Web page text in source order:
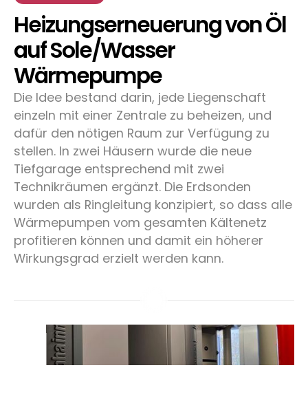
Services
Heizungserneuerung von Öl
auf Sole/Wasser
Wärmepumpe
Die Idee bestand darin, jede Liegenschaft
einzeln mit einer Zentrale zu beheizen, und
dafür den nötigen Raum zur Verfügung zu
stellen. In zwei Häusern wurde die neue
Tiefgarage entsprechend mit zwei
Technikräumen ergänzt. Die Erdsonden
wurden als Ringleitung konzipiert, so dass alle
Wärmepumpen vom gesamten Kältenetz
profitieren können und damit ein höherer
Wirkungsgrad erzielt werden kann.